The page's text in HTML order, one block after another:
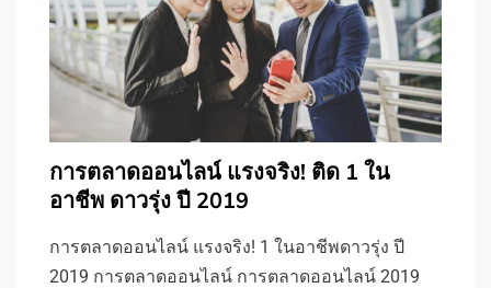
การตลาดออนไลน์ แรงจริง! ติด 1 ใน
อาชีพ ดาวรุ่ง ปี 2019
การตลาดออนไลน์ แรงจริง! 1 ในอาชีพดาวรุ่ง ปี
2019 การตลาดออนไลน์ การตลาดออนไลน์ 2019